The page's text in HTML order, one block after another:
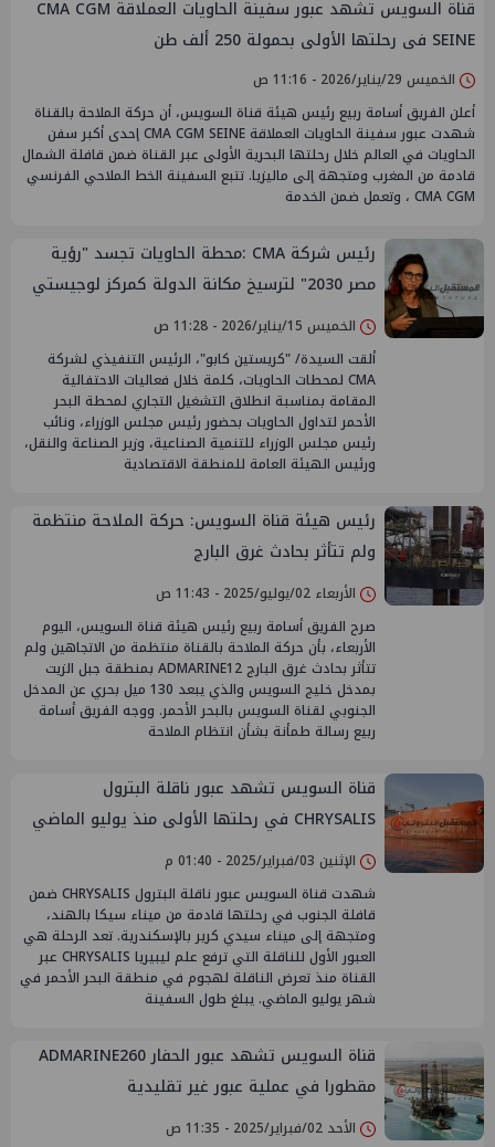
قناة السويس تشهد عبور سفينة الحاويات العملاقة CMA CGM
SEINE فى رحلتها الأولى بحمولة 250 ألف طن
الخميس 29/يناير/2026 - 11:16 ص
أعلن الفريق أسامة ربيع رئيس هيئة قناة السويس، أن حركة الملاحة بالقناة
شهدت عبور سفينة الحاويات العملاقة CMA CGM SEINE إحدى أكبر سفن
الحاويات في العالم خلال رحلتها البحرية الأولى عبر القناة ضمن قافلة الشمال
قادمة من المغرب ومتجهة إلى ماليزيا. تتبع السفينة الخط الملاحي الفرنسي
CMA CGM ، وتعمل ضمن الخدمة
رئيس شركة CMA :محطة الحاويات تجسد "رؤية
مصر 2030" لترسيخ مكانة الدولة كمركز لوجيستي
عالميالخميس 15/يناير/2026 - 11:28 ص
ألقت السيدة/ "كريستين كابو"، الرئيس التنفيذي لشركة
CMA لمحطات الحاويات، كلمة خلال فعاليات الاحتفالية
المقامة بمناسبة انطلاق التشغيل التجاري لمحطة البحر
الأحمر لتداول الحاويات بحضور رئيس مجلس الوزراء، ونائب
رئيس مجلس الوزراء للتنمية الصناعية، وزير الصناعة والنقل،
ورئيس الهيئة العامة للمنطقة الاقتصادية
رئيس هيئة قناة السويس: حركة الملاحة منتظمة
ولم تتأثر بحادث غرق البارج
الأربعاء 02/يوليو/2025 - 11:43 ص
صرح الفريق أسامة ربيع رئيس هيئة قناة السويس، اليوم
الأربعاء، بأن حركة الملاحة بالقناة منتظمة من الاتجاهين ولم
تتأثر بحادث غرق البارج ADMARINE12 بمنطقة جبل الزيت
بمدخل خليج السويس والذي يبعد 130 ميل بحري عن المدخل
الجنوبي لقناة السويس بالبحر الأحمر. ووجه الفريق أسامة
ربيع رسالة طمأنة بشأن انتظام الملاحة
قناة السويس تشهد عبور ناقلة البترول
CHRYSALIS في رحلتها الأولى منذ يوليو الماضي
الإثنين 03/فبراير/2025 - 01:40 م
شهدت قناة السويس عبور ناقلة البترول CHRYSALIS ضمن
قافلة الجنوب في رحلتها قادمة من ميناء سيكا بالهند،
ومتجهة إلى ميناء سيدي كرير بالإسكندرية. تعد الرحلة هي
العبور الأول للناقلة التي ترفع علم ليبيريا CHRYSALIS عبر
القناة منذ تعرض الناقلة لهجوم في منطقة البحر الأحمر في
شهر يوليو الماضي. يبلغ طول السفينة
قناة السويس تشهد عبور الحفار ADMARINE260
مقطورا ‏في عملية عبور غير تقليدية
الأحد 02/فبراير/2025 - 11:35 ص